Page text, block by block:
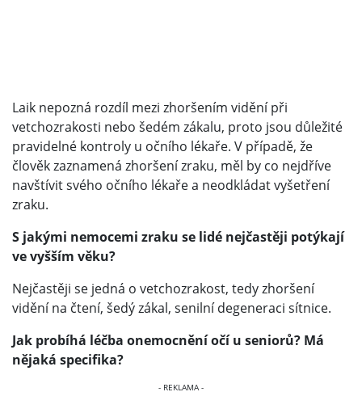
Laik nepozná rozdíl mezi zhoršením vidění při
vetchozrakosti nebo šedém zákalu, proto jsou důležité
pravidelné kontroly u očního lékaře. V případě, že
člověk zaznamená zhoršení zraku, měl by co nejdříve
navštívit svého očního lékaře a neodkládat vyšetření
zraku.
S jakými nemocemi zraku se lidé nejčastěji potýkají
ve vyšším věku?
Nejčastěji se jedná o vetchozrakost, tedy zhoršení
vidění na čtení, šedý zákal, senilní degeneraci sítnice.
Jak probíhá léčba onemocnění očí u seniorů? Má
nějaká specifika?